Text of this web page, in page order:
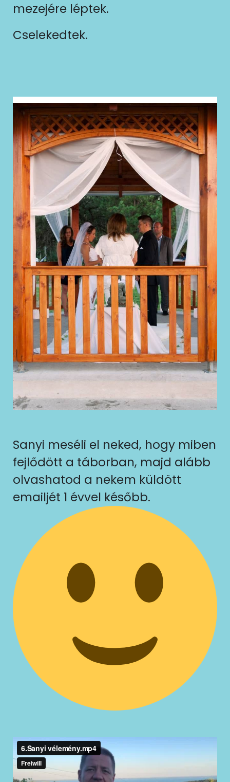
mezejére léptek.
Cselekedtek.
Sanyi meséli el neked, hogy miben
fejlődött a táborban, majd alább
olvashatod a nekem küldött
emailjét 1 évvel később.